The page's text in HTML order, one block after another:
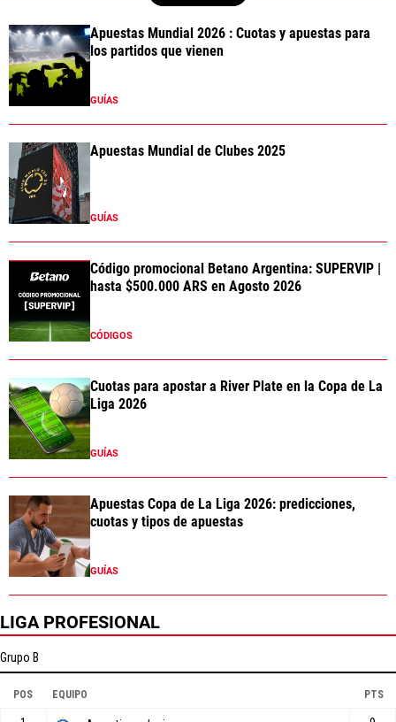
Apuestas Mundial 2026 : Cuotas y apuestas para
los partidos que vienen
GUÍAS
Apuestas Mundial de Clubes 2025
GUÍAS
Código promocional Betano Argentina: SUPERVIP |
hasta $500.000 ARS en Agosto 2026
CÓDIGOS
Cuotas para apostar a River Plate en la Copa de La
Liga 2026
GUÍAS
Apuestas Copa de La Liga 2026: predicciones,
cuotas y tipos de apuestas
GUÍAS
LIGA PROFESIONAL